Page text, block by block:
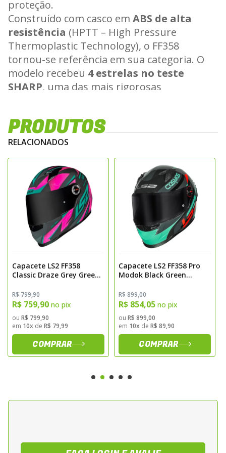
proteção.
Construído com casco em ABS de alta
resistência (HPTT – High Pressure
Thermoplastic Technology), o FF358
tornou-se referência em sua categoria. O
modelo recebeu 4 estrelas no teste
SHARP, uma das mais rigorosas
independente.
Além da proteção, o capacete se destaca
pelo conforto: pesa em média1.400
gramas, o que reduz o cansaço em trajetos
mais longos.
Principais Características
Casco em HPTT (ABS)
Fabricado com termoplástico de alta
resistência, apresenta ótimo desempenho
Classificação SHARP: 4 Estrelas
Certificado com uma das notas mais altas
no rigoroso teste de segurança britânico.
Peso Médio
Com aproximadamente1.400g,
proporciona conforto durante longos
períodos de uso.
EPS Multidensidade
Maior proteção com densidades variadas
Ventilação Eficiente
PRODUTOS
RELACIONADOS
Capacete LS2 FF358
Classic Draze Grey Green
R$ 799,90
R$ 759,90 no pix
ou R$ 799,90
em 10x de R$ 79,99
COMPRAR
Capacete LS2 FF358 Pro
Modok Black Green
R$ 899,00
R$ 854,05 no pix
ou R$ 899,00
em 10x de R$ 89,90
COMPRAR